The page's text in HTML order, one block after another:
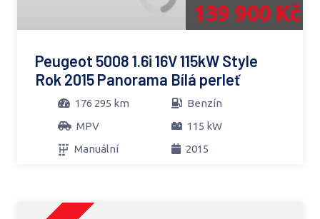
139 900 Kč
Peugeot 5008 1.6i 16V 115kW Style
Rok 2015 Panorama Bílá perleť
176 295 km
Benzín
MPV
115 kW
Manuální
2015